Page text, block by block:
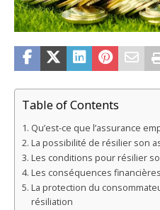
Table of Contents
Qu’est-ce que l’assurance
La possibilité de résilier son
Les conditions pour résilier
Les conséquences
La protection du
résiliation